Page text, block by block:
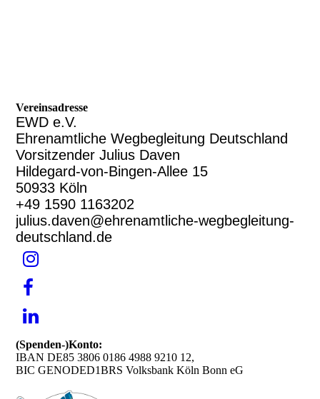
Vereinsadresse
EWD e.V.
Ehrenamtliche Wegbegleitung Deutschland
Vorsitzender Julius Daven
Hildegard-von-Bingen-Allee 15
50933 Köln
+49 1590 1163202
julius.daven@ehrenamtliche-wegbegleitung-
deutschland.de
(Spenden-)Konto:
IBAN DE85 3806 0186 4988 9210 12,
BIC GENODED1BRS Volksbank Köln Bonn eG